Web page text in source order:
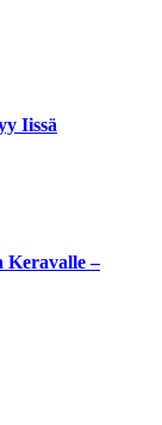
Iissä
Keravalle –